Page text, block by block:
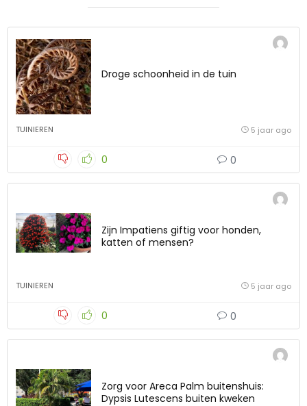
Droge schoonheid in de tuin
TUINIEREN 5 jaar ago
0 0
Zijn Impatiens giftig voor honden,
katten of mensen?
TUINIEREN 5 jaar ago
0 0
Zorg voor Areca Palm buitenshuis:
Dypsis Lutescens buiten kweken